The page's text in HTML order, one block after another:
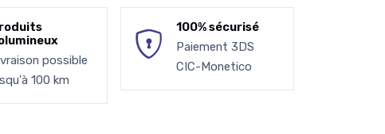
possible
100 km
100% sécurisé
Paiement 3DS
CIC-Monetico